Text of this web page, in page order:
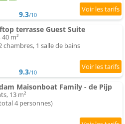
9.3/10
terrasse Guest Suite
m²
chambres, 1 salle de bains
9.3/10
Maisonboat Family - de Pijp
13 m²
4 personnes)